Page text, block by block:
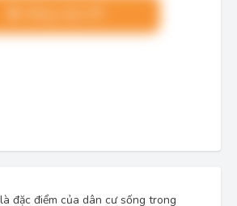
đặc điểm của dân cư sống trong